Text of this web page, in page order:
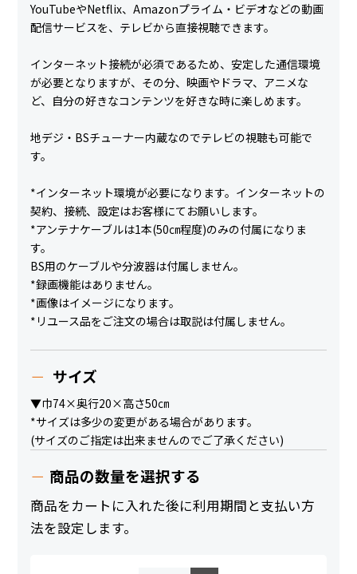
YouTubeやNetflix、Amazonプライム・ビデオなどの動画
配信サービスを、テレビから直接視聴できます。
インターネット接続が必須であるため、安定した通信環境
が必要となりますが、その分、映画やドラマ、アニメな
ど、自分の好きなコンテンツを好きな時に楽しめます。
地デジ・BSチューナー内蔵なのでテレビの視聴も可能で
す。
*インターネット環境が必要になります。インターネットの
契約、接続、設定はお客様にてお願いします。
*アンテナケーブルは1本(50㎝程度)のみの付属になりま
す。
BS用のケーブルや分波器は付属しません。
*録画機能はありません。
*画像はイメージになります。
*リユース品をご注文の場合は取説は付属しません。
サイズ
▼巾74×奥行20×高さ50㎝
*サイズは多少の変更がある場合があります。
(サイズのご指定は出来ませんのでご了承ください)
商品の数量を選択する
商品をカートに入れた後に利用期間と支払い方
法を設定します。